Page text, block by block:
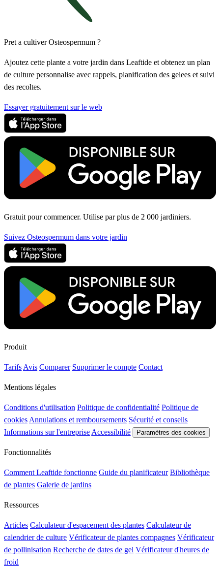
Pret a cultiver Osteospermum ?
Ajoutez cette plante a votre jardin dans Leaftide et obtenez un plan
de culture personnalise avec rappels, planification des gelees et suivi
des recoltes.
Essayer gratuitement sur le web
Gratuit pour commencer. Utilise par plus de 2 000 jardiniers.
Suivez Osteospermum dans votre jardin
Produit
Tarifs Avis Comparer Supprimer le compte Contact
Mentions légales
Conditions d'utilisation Politique de confidentialité Politique de
cookies Annulations et remboursements Sécurité et conseils
Informations sur l'entreprise Accessibilité Paramètres des cookies
Fonctionnalités
Comment Leaftide fonctionne Guide du planificateur Bibliothèque
de plantes Galerie de jardins
Ressources
Articles Calculateur d'espacement des plantes Calculateur de
calendrier de culture Vérificateur de plantes compagnes Vérificateur
de pollinisation Recherche de dates de gel Vérificateur d'heures de
froid